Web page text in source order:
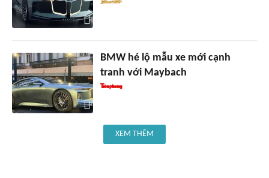
BMW hé lộ mẫu xe mới cạnh
tranh với Maybach
XEM THÊM